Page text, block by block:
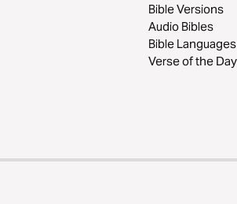
Bible Versions
Audio Bibles
Bible Languages
Verse of the Day